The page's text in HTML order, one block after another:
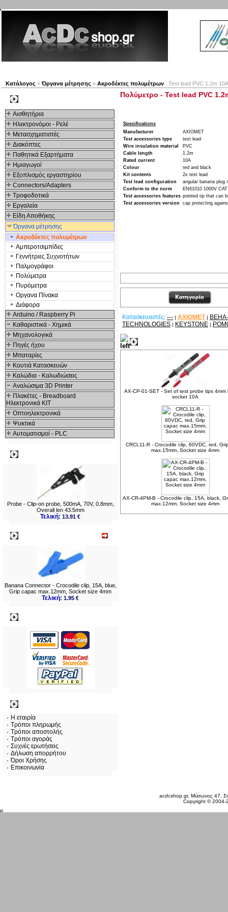
Κατάλογος »Όργανα μέτρησης » Ακροδέκτες πολυμέτρων : Test lead PVC 1.2m
Αισθητήρια
Ηλεκτρονόμοι - Ρελέ
Μετασχηματιστές
Διακόπτες
Παθητικά Εξαρτήματα
Hμιαγωγοί
Εξοπλισμός εργαστηρίου
Connectors/Adapters
Τροφοδοτικά
Εργαλεία
Είδη Αποθήκης
Όργανα μέτρησης
Ακροδέκτες πολυμέτρων
Αμπεροτσιμπίδες
Γενvήτριες Συχνοτήτων
Παλμογράφοι
Πολύμετρα
Πυρόμετρα
Οργανα Πίνακα
Διάφορα
Arduino / Raspberry Pi
Καθαριστικά - Χημικά
Μηχανολογικά
Πηγές ήχου
Μπαταρίες
Κουτιά Κατασκευών
Καλώδια - Καλωδιώσεις
Αναλώσιμα 3D Printer
Πλακέτες - Breadboard
Ηλεκτρονικά ΚΙΤ
Οπτοηλεκτρονικά
Ψυκτικά
Αυτοματισμοί - PLC
Probe - Clip-on probe, 500mA, 70V, 0.8mm,
Overall len 43.5mm
Τελική:13.91 €
Banana Connector - Crocodile clip, 15A, blue,
Grip capac max.12mm, Socket size 4mm
Τελική:1.95 €
Η εταιρία
Τρόποι πληρωμής
Τρόποι αποστολής
Τρόποι αγοράς
Συχνές ερωτήσεις
Δήλωση απορρήτου
Όροι Χρήσης
Επικοινωνία
Πολύμετρο - Test lead PVC
Specifications
Manufacturer
AXIOMET
Test accessories type
test lead
Wire insulation material
PVC
Cable length
1.2m
Rated current
10A
Colour
red and black
Kit contents
2x test lead
Test lead configuration
angular banana plug
Conform to the norm
EN61010 1000V
Test accessories features pointed tip that can
Test accessories version
cap protecting
Κατασκευαστές: --- | AXIOMET |
TECHNOLOGIES | KEYSTONE |
AX-CP-01-SET - Set of test probe tips
socket 10A
CRCL11-R - Crocodile clip, 60VDC, red,
max.15mm, Socket size 4mm
AX-CR-4PM-B - Crocodile clip, 15A, black,
max.12mm, Socket size 4mm
acdcshop.gr, Μύσωνος 47,
Copyright ©